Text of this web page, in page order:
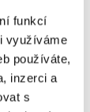
funkcí
využíváme
používáte,
inzerci a
s
410 Kč
Kč